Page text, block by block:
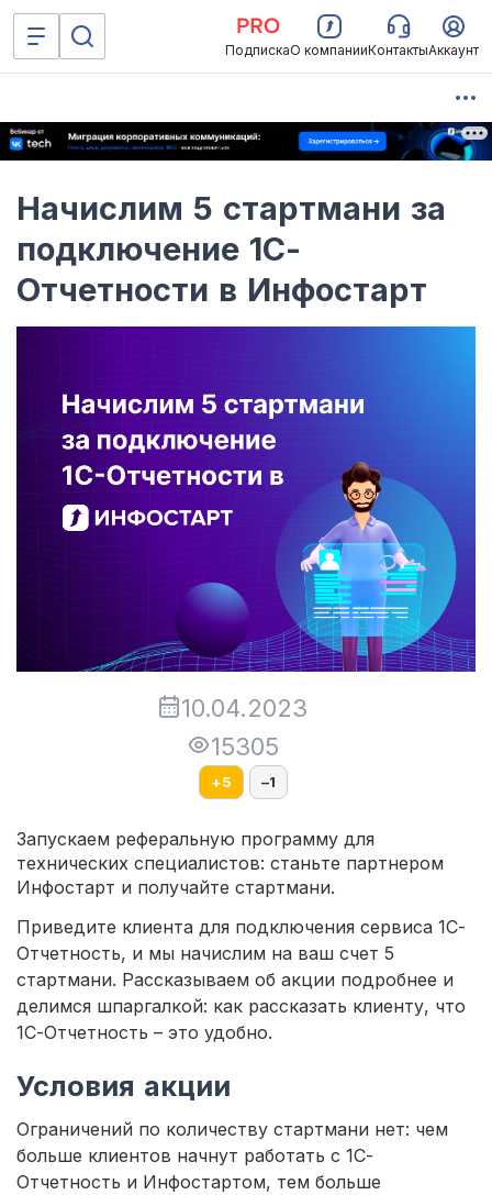
ПодпискаО компанииКонтактыАккаунт
Начислим 5 стартмани за
подключение 1С-
Отчетности в Инфостарт
10.04.2023
15305
+5 –1
Запускаем реферальную программу для
технических специалистов: станьте партнером
Инфостарт и получайте стартмани.
Приведите клиента для подключения сервиса 1С-
Отчетность, и мы начислим на ваш счет 5
стартмани. Рассказываем об акции подробнее и
делимся шпаргалкой: как рассказать клиенту, что
1С-Отчетность – это удобно.
Условия акции
Ограничений по количеству стартмани нет: чем
больше клиентов начнут работать с 1С-
Отчетность и Инфостартом, тем больше